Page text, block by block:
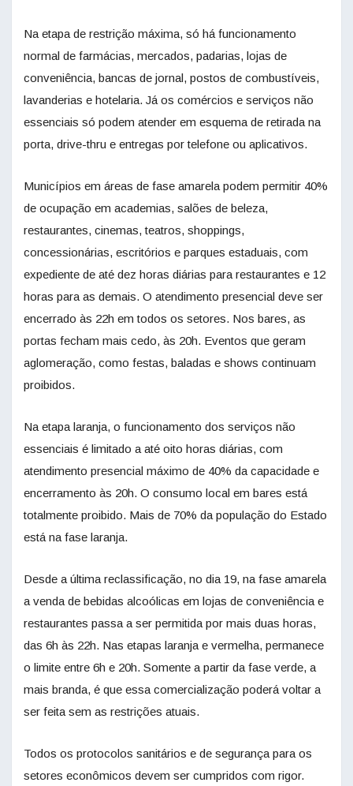
Na etapa de restrição máxima, só há funcionamento
normal de farmácias, mercados, padarias, lojas de
conveniência, bancas de jornal, postos de combustíveis,
lavanderias e hotelaria. Já os comércios e serviços não
essenciais só podem atender em esquema de retirada na
porta, drive-thru e entregas por telefone ou aplicativos.
Municípios em áreas de fase amarela podem permitir 40%
de ocupação em academias, salões de beleza,
restaurantes, cinemas, teatros, shoppings,
concessionárias, escritórios e parques estaduais, com
expediente de até dez horas diárias para restaurantes e 12
horas para as demais. O atendimento presencial deve ser
encerrado às 22h em todos os setores. Nos bares, as
portas fecham mais cedo, às 20h. Eventos que geram
aglomeração, como festas, baladas e shows continuam
proibidos.
Na etapa laranja, o funcionamento dos serviços não
essenciais é limitado a até oito horas diárias, com
atendimento presencial máximo de 40% da capacidade e
encerramento às 20h. O consumo local em bares está
totalmente proibido. Mais de 70% da população do Estado
está na fase laranja.
Desde a última reclassificação, no dia 19, na fase amarela
a venda de bebidas alcoólicas em lojas de conveniência e
restaurantes passa a ser permitida por mais duas horas,
das 6h às 22h. Nas etapas laranja e vermelha, permanece
o limite entre 6h e 20h. Somente a partir da fase verde, a
mais branda, é que essa comercialização poderá voltar a
ser feita sem as restrições atuais.
Todos os protocolos sanitários e de segurança para os
setores econômicos devem ser cumpridos com rigor.